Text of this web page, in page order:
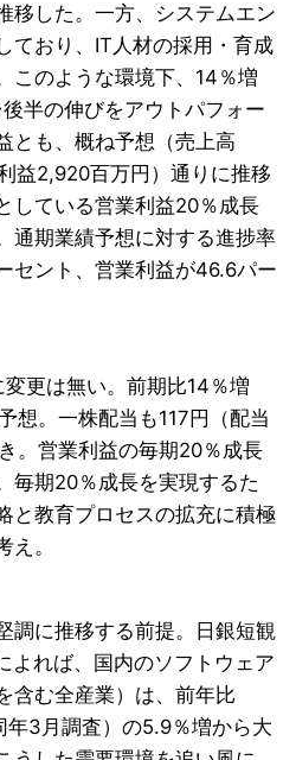
移した。一方、システムエン
ており、IT人材の採用・育成
このような環境下、14％増
半の伸びをアウトパフォー
とも、概ね予想（売上高
益2,920百万円）通りに推移
している営業利益20％成長
通期業績予想に対する進捗率
セント、営業利益が46.6パー
更は無い。前期比14％増
想。一株配当も117円（配当
。営業利益の毎期20％成長
毎期20％成長を実現するた
と教育プロセスの拡充に積極
え。
調に推移する前提。日銀短観
よれば、国内のソフトウェア
含む全産業）は、前年比
年3月調査）の5.9％増から大